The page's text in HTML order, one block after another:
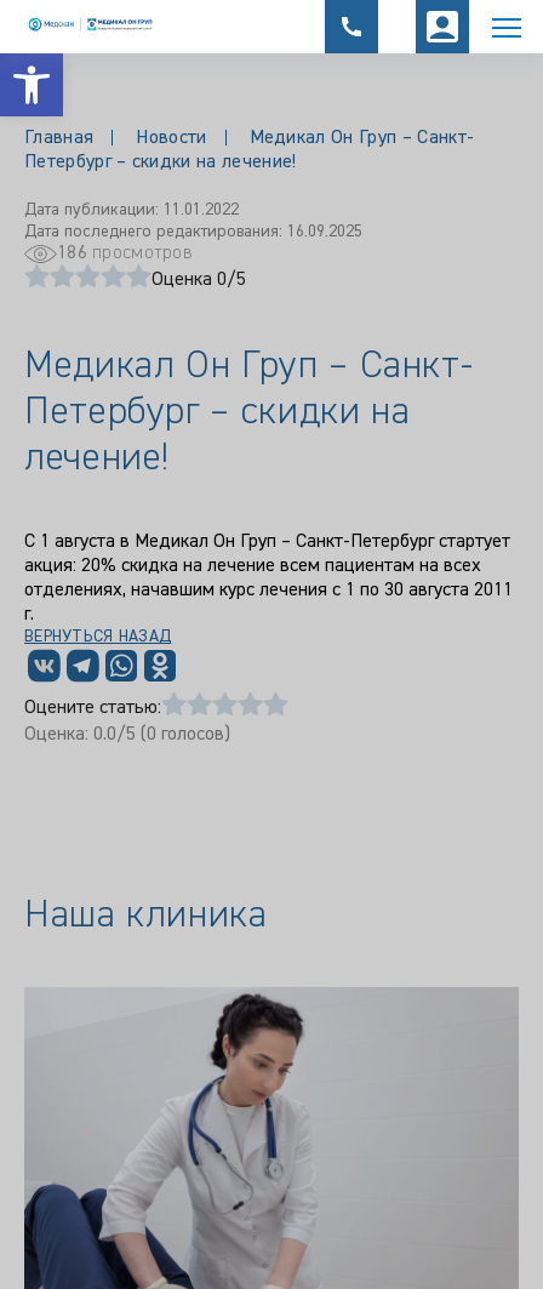
Открыть панель инструментов
Главная Новости
Медикал Он Груп – Санкт-
Петербург – скидки на лечение!
Дата публикации: 11.01.2022
Дата последнего редактирования: 16.09.2025
186 просмотров
Оценка 0/5
Медикал Он Груп – Санкт-
Петербург – скидки на
лечение!
С 1 августа в Медикал Он Груп – Санкт-Петербург стартует
акция: 20% скидка на лечение всем пациентам на всех
отделениях, начавшим курс лечения с 1 по 30 августа 2011
г.
ВЕРНУТЬСЯ НАЗАД
Оцените статью:
Оценка: 0.0/5 (0 голосов)
Наша клиника